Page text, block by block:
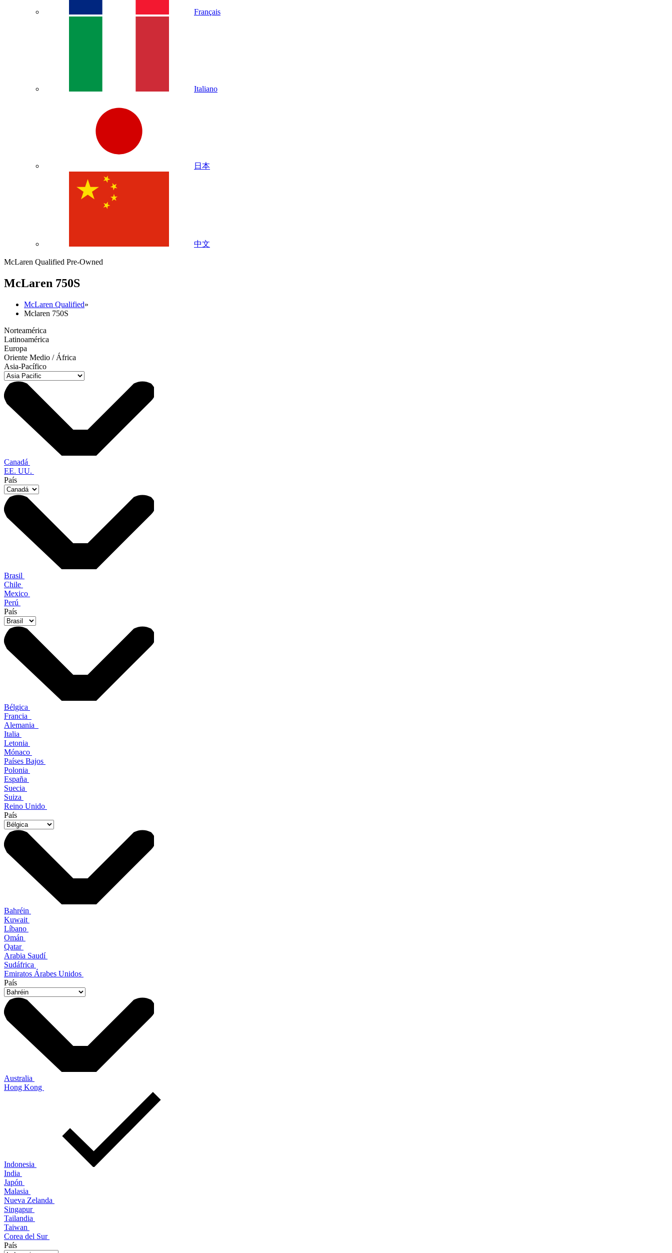
Français
Italiano
日本
中文
McLaren Qualified Pre-Owned
McLaren 750S
McLaren Qualified»
Mclaren 750S
Norteamérica
Latinoamérica
Europa
Oriente Medio / África
Asia-Pacífico
Canadá
EE. UU.
País
Brasil
Chile
Mexico
Perú
País
Bélgica
Francia
Alemania
Italia
Letonia
Mónaco
Países Bajos
Polonia
España
Suecia
Suiza
Reino Unido
País
Bahréin
Kuwait
Líbano
Omán
Qatar
Arabia Saudí
Sudáfrica
Emiratos Árabes Unidos
País
Australia
Hong Kong
Indonesia
India
Japón
Malasia
Nueva Zelanda
Singapur
Tailandia
Taiwan
Corea del Sur
País